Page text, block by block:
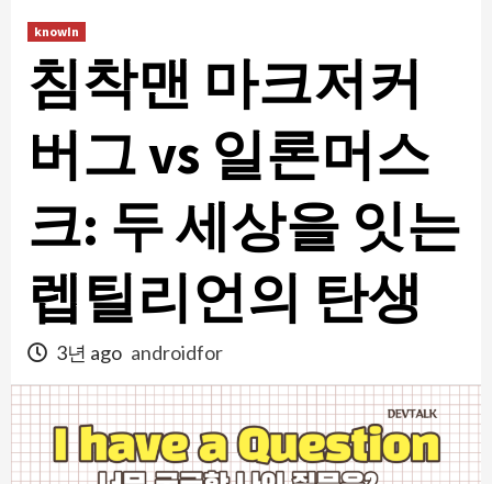
knowIn
침착맨 마크저커
버그 vs 일론머스
크: 두 세상을 잇는
렙틸리언의 탄생
3년 ago androidfor